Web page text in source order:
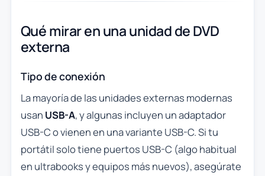
Qué mirar en una unidad de DVD
externa
Tipo de conexión
La mayoría de las unidades externas modernas
usan USB-A, y algunas incluyen un adaptador
USB-C o vienen en una variante USB-C. Si tu
portátil solo tiene puertos USB-C (algo habitual
en ultrabooks y equipos más nuevos), asegúrate